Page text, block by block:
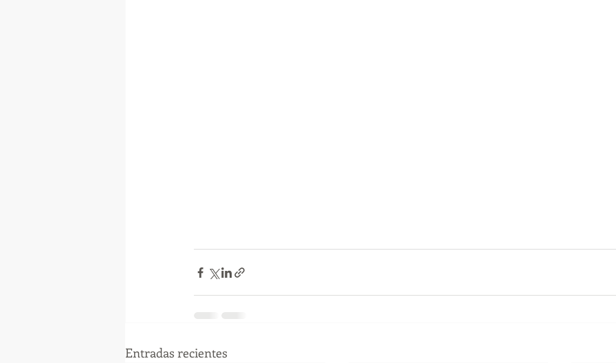
Entradas recientes